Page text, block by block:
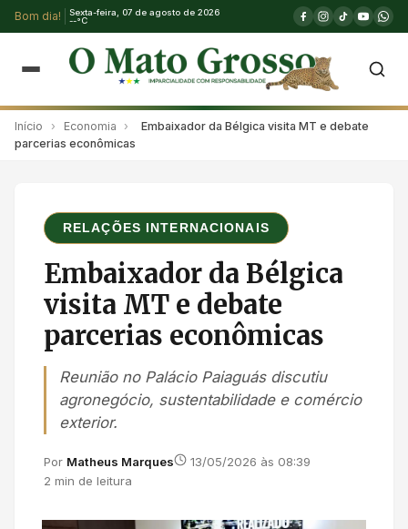
Bom dia!
Sexta-feira, 07 de agosto de 2026
--°C
Início › Economia ›
Embaixador da Bélgica visita MT e debate
parcerias econômicas
RELAÇÕES INTERNACIONAIS
Embaixador da Bélgica
visita MT e debate
parcerias econômicas
Reunião no Palácio Paiaguás discutiu
agronegócio, sustentabilidade e comércio
exterior.
Por Matheus Marques
13/05/2026 às 08:39
2 min de leitura